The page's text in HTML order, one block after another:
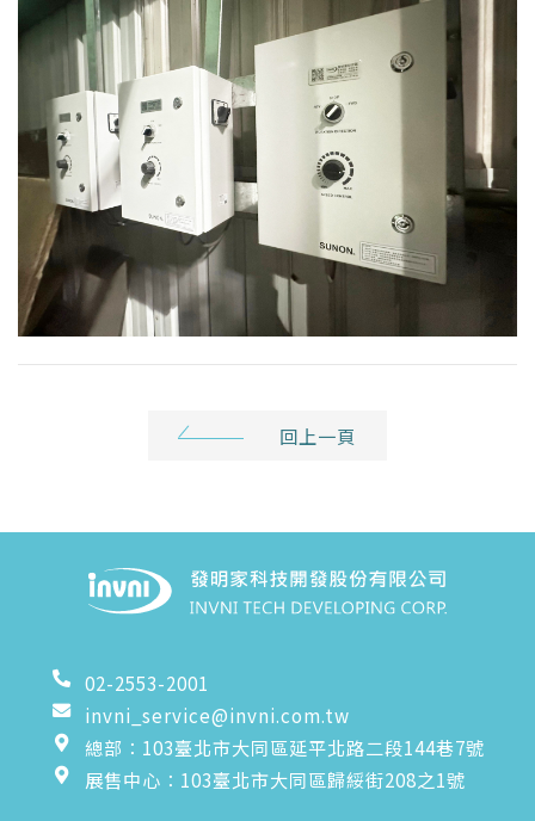
回上一頁
02-2553-2001
invni_service@invni.com.tw
總部：103臺北市大同區延平北路二段144巷7號
展售中心：103臺北市大同區歸綏街208之1號